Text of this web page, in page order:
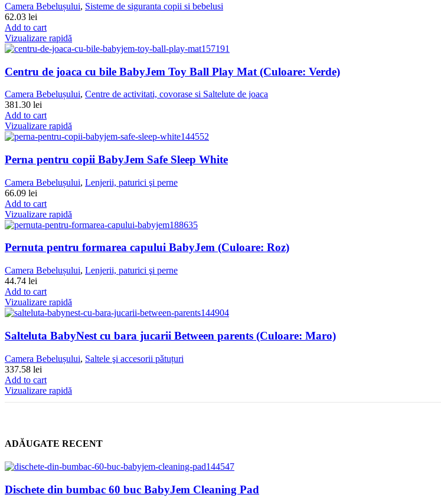
Camera Bebelușului, Sisteme de siguranta copii si bebelusi
62.03 lei
Add to cart
Vizualizare rapidă
Centru de joaca cu bile BabyJem Toy Ball Play Mat (Culoare: Verde)
Camera Bebelușului, Centre de activitati, covorase si Saltelute de joaca
381.30 lei
Add to cart
Vizualizare rapidă
Perna pentru copii BabyJem Safe Sleep White
Camera Bebelușului, Lenjerii, paturici şi perne
66.09 lei
Add to cart
Vizualizare rapidă
Pernuta pentru formarea capului BabyJem (Culoare: Roz)
Camera Bebelușului, Lenjerii, paturici şi perne
44.74 lei
Add to cart
Vizualizare rapidă
Salteluta BabyNest cu bara jucarii Between parents (Culoare: Maro)
Camera Bebelușului, Saltele şi accesorii pǎtuțuri
337.58 lei
Add to cart
Vizualizare rapidă
ADĂUGATE RECENT
Dischete din bumbac 60 buc BabyJem Cleaning Pad